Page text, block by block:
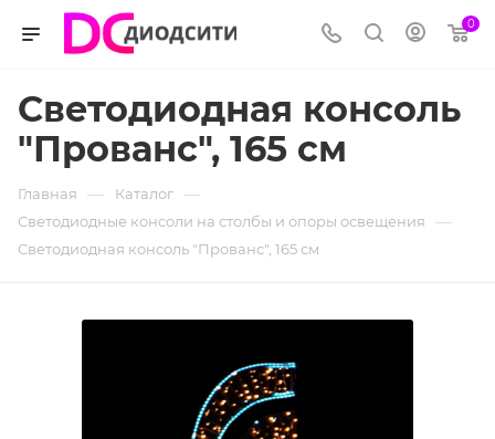
0
Светодиодная консоль
"Прованс", 165 см
Главная — Каталог —
Светодиодные консоли на столбы и опоры освещения —
Светодиодная консоль "Прованс", 165 см